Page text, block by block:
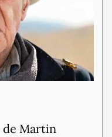
de Martin